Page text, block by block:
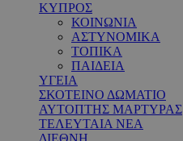
ΚΥΠΡΟΣ
ΚΟΙΝΩΝΙΑ
ΑΣΤΥΝΟΜΙΚΑ
ΤΟΠΙΚΑ
ΠΑΙΔΕΙΑ
ΥΓΕΙΑ
ΣΚΟΤΕΙΝΟ ΔΩΜΑΤΙΟ
ΑΥΤΟΠΤΗΣ ΜΑΡΤΥΡΑΣ
ΤΕΛΕΥΤΑΙΑ ΝΕΑ